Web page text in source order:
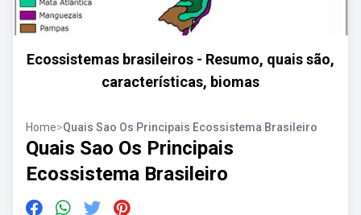
Ecossistemas brasileiros - Resumo, quais são,
características, biomas
Home>Quais Sao Os Principais Ecossistema Brasileiro
Quais Sao Os Principais
Ecossistema Brasileiro